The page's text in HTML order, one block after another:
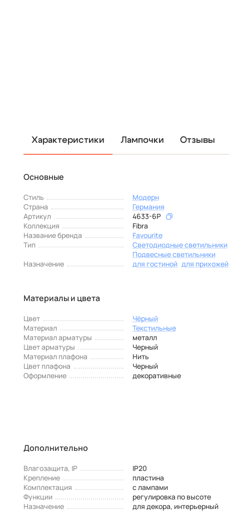
Характеристики Лампочки Отзывы
Основные
Стиль
Модерн
Страна
Германия
Артикул
4633-6P
Коллекция
Fibra
Название бренда
Favourite
Тип
Светодиодные светильники
Подвесные светильники
Назначение
для гостиной для прихожей
Материалы и цвета
Цвет
Чёрный
Материал
Текстильные
Материал арматуры
металл
Цвет арматуры
Черный
Материал плафона
Нить
Цвет плафона
Черный
Оформление
декоративные
Дополнительно
Влагозащита, IP
IP20
Крепление
пластина
Комплектация
с лампами
Функции
регулировка по высоте
Назначение
для декора, интерьерный